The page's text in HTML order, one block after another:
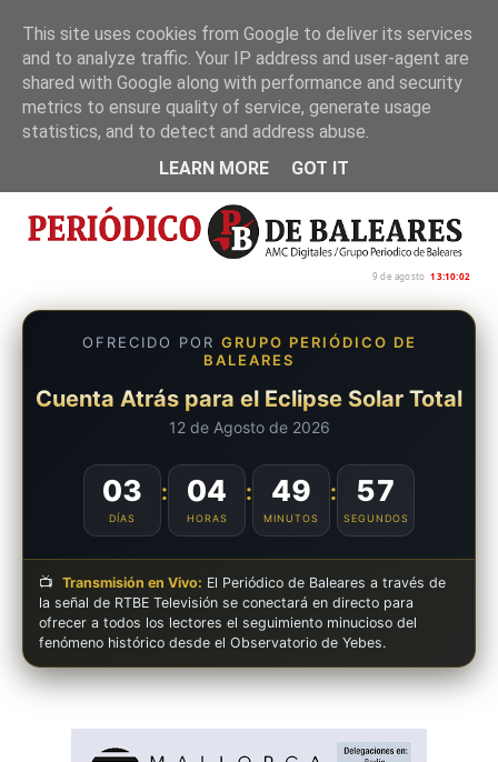
Inicio Nosotros Política de privacidad
9 de agosto 13:10:03
OFRECIDO POR GRUPO PERIÓDICO DE
BALEARES
Cuenta Atrás para el Eclipse Solar Total
12 de Agosto de 2026
03
DÍAS
: 04
HORAS
: 49
MINUTOS
: 56
SEGUNDOS
📺 Transmisión en Vivo: El Periódico de Baleares a través de
la señal de RTBE Televisión se conectará en directo para
ofrecer a todos los lectores el seguimiento minucioso del
fenómeno histórico desde el Observatorio de Yebes.
This site uses cookies from Google to deliver its services
and to analyze traffic. Your IP address and user-agent are
shared with Google along with performance and security
metrics to ensure quality of service, generate usage
statistics, and to detect and address abuse.
LEARN MORE
GOT IT